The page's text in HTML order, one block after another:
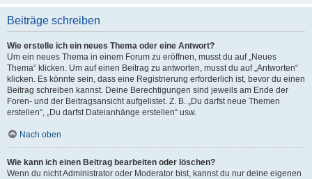
Beiträge schreiben
Wie erstelle ich ein neues Thema oder eine Antwort?
Um ein neues Thema in einem Forum zu eröffnen, musst du auf „Neues
Thema“ klicken. Um auf einen Beitrag zu antworten, musst du auf „Antworten“
klicken. Es könnte sein, dass eine Registrierung erforderlich ist, bevor du einen
Beitrag schreiben kannst. Deine Berechtigungen sind jeweils am Ende der
Foren- und der Beitragsansicht aufgelistet. Z. B. „Du darfst neue Themen
erstellen“, „Du darfst Dateianhänge erstellen“ usw.
Nach oben
Wie kann ich einen Beitrag bearbeiten oder löschen?
Wenn du nicht Administrator oder Moderator bist, kannst du nur deine eigenen